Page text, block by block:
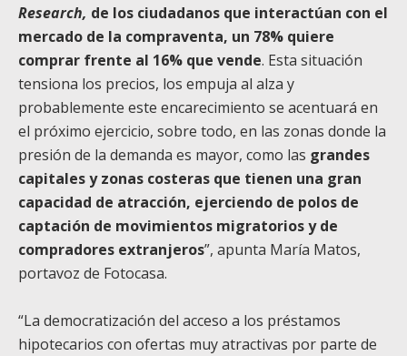
Research, de los ciudadanos que interactúan con el
mercado de la compraventa, un 78% quiere
comprar frente al 16% que vende. Esta situación
tensiona los precios, los empuja al alza y
probablemente este encarecimiento se acentuará en
el próximo ejercicio, sobre todo, en las zonas donde la
presión de la demanda es mayor, como las grandes
capitales y zonas costeras que tienen una gran
capacidad de atracción, ejerciendo de polos de
captación de movimientos migratorios y de
compradores extranjeros”, apunta María Matos,
portavoz de Fotocasa.
“La democratización del acceso a los préstamos
hipotecarios con ofertas muy atractivas por parte de